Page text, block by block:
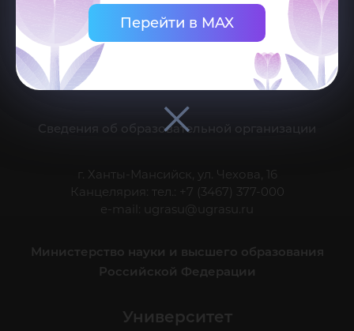
Перейти в MAX
Делитесь новостями об университете с хештегом #ЮГУ
Сведения об образовательной организации
г. Ханты-Мансийск, ул. Чехова, 16
Канцелярия: тел.: +7 (3467) 377-000
e-mail: ugrasu@ugrasu.ru
Министерство науки и высшего образования
Российской Федерации
Университет